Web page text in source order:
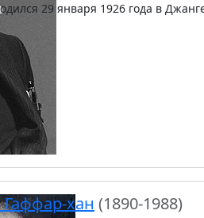
29 января 1926 года в
хан (1890-1988)